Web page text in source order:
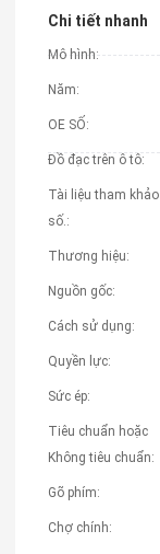
Chi tiết nhanh
Mô hình:
Năm:
OE SỐ:
Đồ đạc trên ô tô:
Tài liệu tham khảo
số.:
Thương hiệu:
Nguồn gốc:
Cách sử dụng:
Quyền lực:
Sức ép:
Tiêu chuẩn hoặc
Không tiêu chuẩn:
Gõ phím:
Chợ chính: